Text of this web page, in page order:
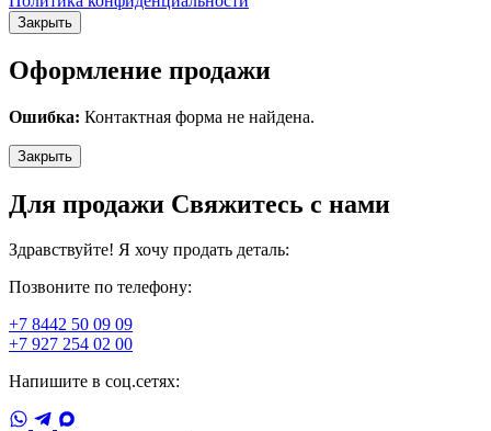
Закрыть
Оформление продажи
Ошибка: Контактная форма не найдена.
Закрыть
Для продажи Свяжитесь с нами
Здравствуйте! Я хочу продать деталь:
Позвоните по телефону:
+7 8442 50 09 09
+7 927 254 02 00
Напишите в соц.сетях: